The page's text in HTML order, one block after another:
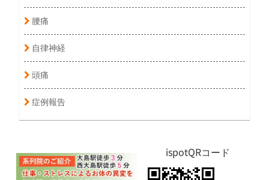
腰痛
自律神経
頭痛
症例報告
ispotQRコード